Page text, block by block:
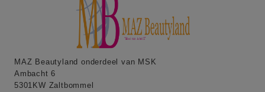
MAZ Beautyland onderdeel van MSK
Ambacht 6
5301KW Zaltbommel